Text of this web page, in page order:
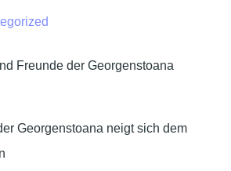
Freunde der Georgenstoana
Georgenstoana neigt sich dem